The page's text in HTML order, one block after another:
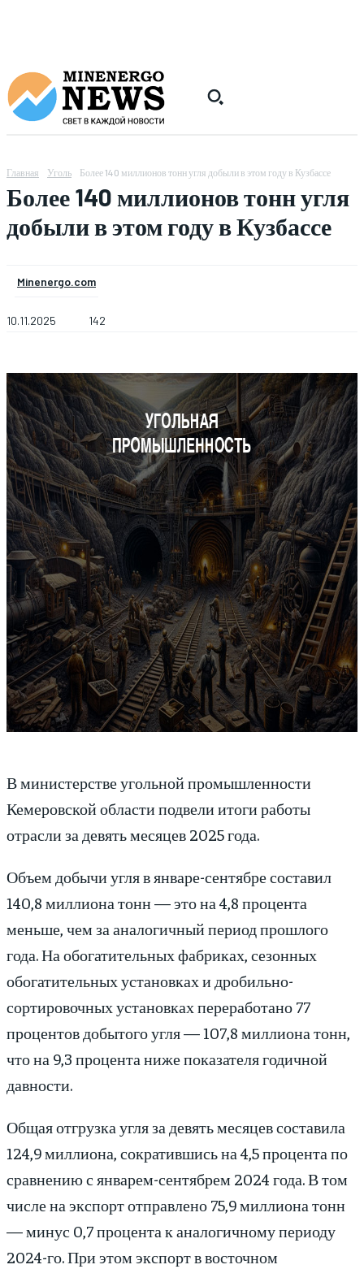
Главная Уголь Более 140 миллионов тонн угля добыли в этом году в Кузбассе
Более 140 миллионов тонн угля
добыли в этом году в Кузбассе
Minenergo.com
10.11.2025 142
В министерстве угольной промышленности
Кемеровской области подвели итоги работы
отрасли за девять месяцев 2025 года.
Объем добычи угля в январе-сентябре составил
140,8 миллиона тонн — это на 4,8 процента
меньше, чем за аналогичный период прошлого
года. На обогатительных фабриках, сезонных
обогатительных установках и дробильно-
сортировочных установках переработано 77
процентов добытого угля — 107,8 миллиона тонн,
что на 9,3 процента ниже показателя годичной
давности.
Общая отгрузка угля за девять месяцев составила
124,9 миллиона, сократившись на 4,5 процента по
сравнению с январем-сентябрем 2024 года. В том
числе на экспорт отправлено 75,9 миллиона тонн
— минус 0,7 процента к аналогичному периоду
2024-го. При этом экспорт в восточном